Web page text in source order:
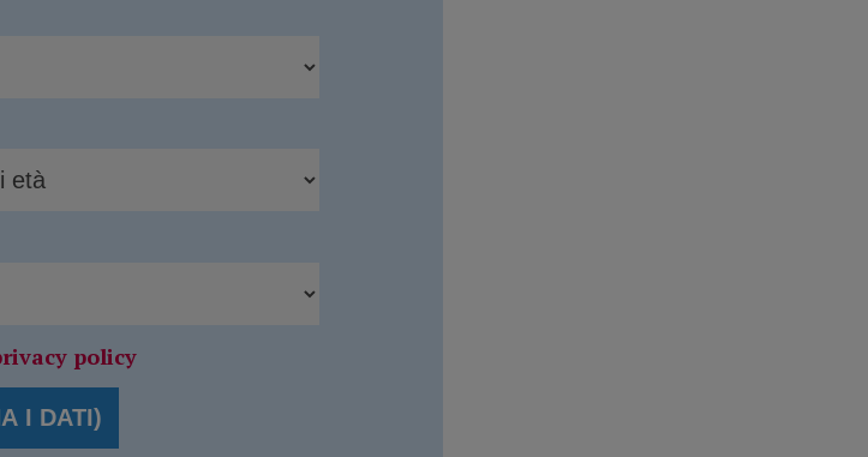
policy